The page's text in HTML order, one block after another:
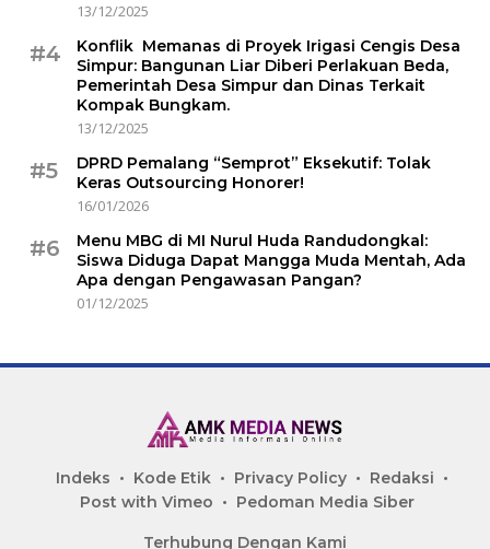
13/12/2025
#4
Konflik Memanas di Proyek Irigasi Cengis Desa
Simpur: Bangunan Liar Diberi Perlakuan Beda,
Pemerintah Desa Simpur dan Dinas Terkait
Kompak Bungkam.
13/12/2025
#5
DPRD Pemalang “Semprot” Eksekutif: Tolak
Keras Outsourcing Honorer!
16/01/2026
#6
Menu MBG di MI Nurul Huda Randudongkal:
Siswa Diduga Dapat Mangga Muda Mentah, Ada
Apa dengan Pengawasan Pangan?
01/12/2025
Indeks Kode Etik Privacy Policy
Redaksi
Post with Vimeo
Pedoman Media Siber
Terhubung Dengan Kami